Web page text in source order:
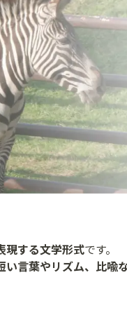
現する文学形式です。
い言葉やリズム、比喩